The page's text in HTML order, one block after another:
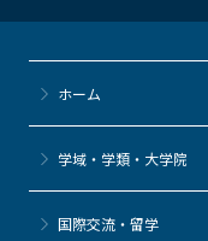
ホーム
学域・学類・大学院
国際交流・留学